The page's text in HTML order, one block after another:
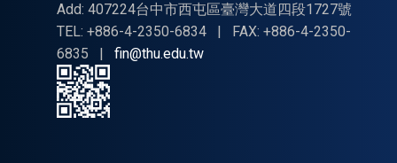
Add: 407224台中市西屯區臺灣大道四段1727號
TEL: +886-4-2350-6834
|
FAX: +886-4-2350-
6835
| fin@thu.edu.tw